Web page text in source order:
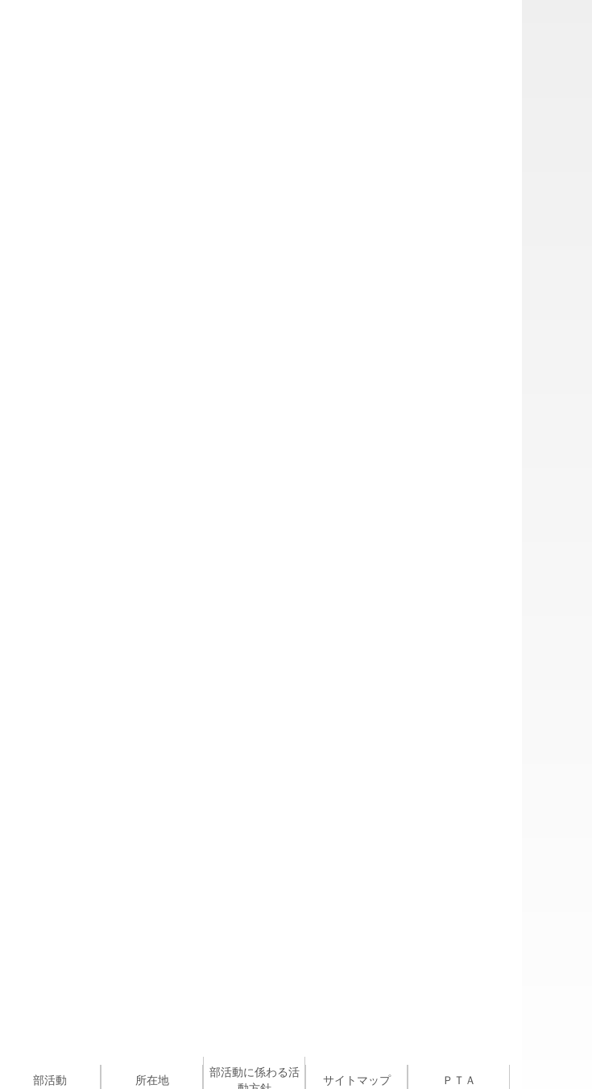
部活動 所在地
部活動に係わる活
サイトマップ ＰＴＡ